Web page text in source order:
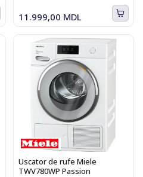
11.999,00 MDL
Uscator de rufe Miele
TWV780WP Passion